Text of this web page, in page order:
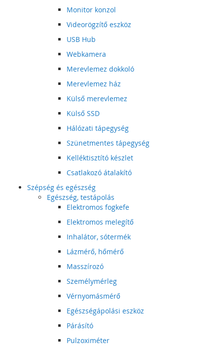
Monitor konzol
Videorögzítő eszköz
USB Hub
Webkamera
Merevlemez dokkoló
Merevlemez ház
Külső merevlemez
Külső SSD
Hálózati tápegység
Szünetmentes tápegység
Kelléktisztító készlet
Csatlakozó átalakító
Szépség és egészség
Egészség, testápolás
Elektromos fogkefe
Elektromos melegítő
Inhalátor, sótermék
Lázmérő, hőmérő
Masszírozó
Személymérleg
Vérnyomásmérő
Egészségápolási eszköz
Párásító
Pulzoximéter